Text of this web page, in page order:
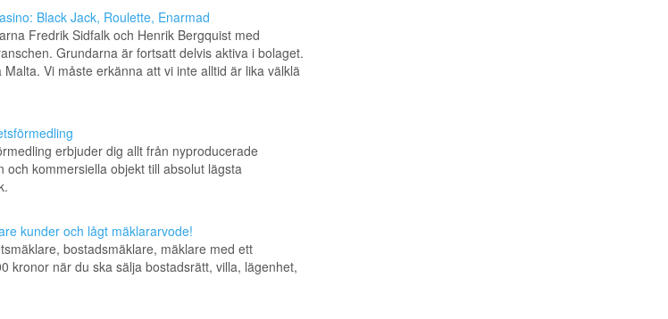
Black Jack, Roulette, Enarmad
Fredrik Sidfalk och Henrik Bergquist med
Grundarna är fortsatt delvis aktiva i bolaget.
Vi måste erkänna att vi inte alltid är lika välklä
erbjuder dig allt från nyproducerade
och kommersiella objekt till absolut lägsta
kunder och lågt mäklararvode!
bostadsmäklare, mäklare med ett
kronor när du ska sälja bostadsrätt, villa, lägenhet,